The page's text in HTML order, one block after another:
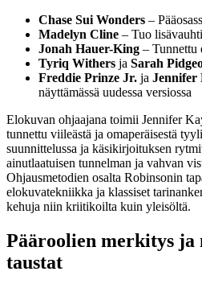
Chase Sui Wonders –
Madelyn Cline – Tuo
Jonah Hauer-King – Tunnettu
Tyriq Withers ja Sarah
Freddie Prinze Jr. ja Jennifer
näyttämässä uudessa versiossa
Elokuvan ohjaajana toimii Jennifer
tunnettu viileästä ja omaperäisestä
suunnittelussa ja käsikirjoituksen
ainutlaatuisen tunnelman ja vahvan
Ohjausmetodien osalta Robinsonin
elokuvatekniikka ja klassiset
kehuja niin kriitikoilta kuin yleisöltä.
Pääroolien merkitys ja
taustat